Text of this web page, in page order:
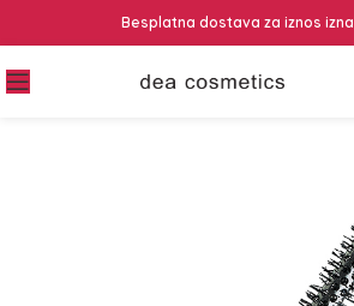
Besplatna dostava za iznos